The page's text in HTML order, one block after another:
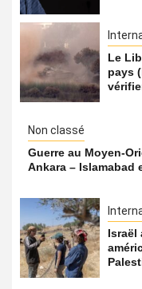
Le
pays
Non classé
Guerre au Moyen-
Ankara –
Israël